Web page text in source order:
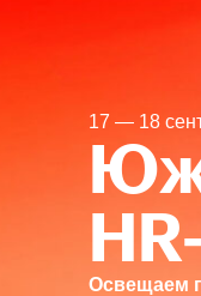
17 — 18
Освещаем